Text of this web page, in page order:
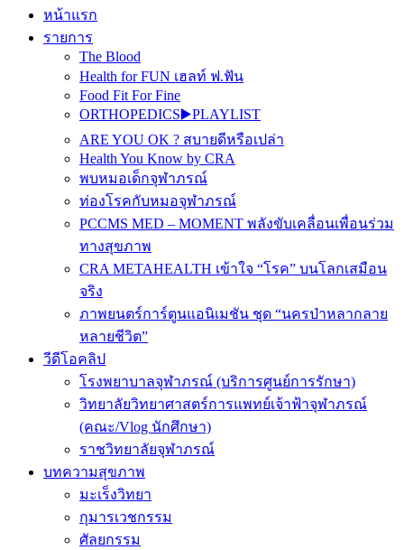
หน้าแรก
รายการ
The Blood
Health for FUN เฮลท์ ฟ.ฟัน
Food Fit For Fine
ORTHOPEDICS▶️PLAYLIST
ARE YOU OK ? สบายดีหรือเปล่า
Health You Know by CRA
พบหมอเด็กจุฬาภรณ์
ท่องโรคกับหมอจุฬาภรณ์
PCCMS MED – MOMENT พลังขับเคลื่อนเพื่อนร่วม
ทางสุขภาพ
CRA METAHEALTH เข้าใจ “โรค” บนโลกเสมือน
จริง
ภาพยนตร์การ์ตูนแอนิเมชัน ชุด “นครป่าหลากลาย
หลายชีวิต”
วีดีโอคลิป
โรงพยาบาลจุฬาภรณ์ (บริการศูนย์การรักษา)
วิทยาลัยวิทยาศาสตร์การแพทย์เจ้าฟ้าจุฬาภรณ์
(คณะ/Vlog นักศึกษา)
ราชวิทยาลัยจุฬาภรณ์
บทความสุขภาพ
มะเร็งวิทยา
กุมารเวชกรรม
ศัลยกรรม